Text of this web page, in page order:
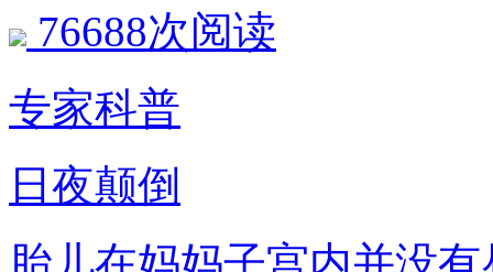
76688次阅读
专家科普
日夜颠倒